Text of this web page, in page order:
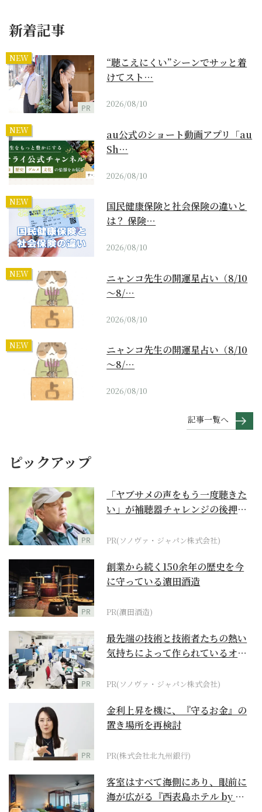
新着記事
NEW
PR
“聴こえにくい”シーンでサッと着
けてスト…
2026/08/10
NEW
au公式のショート動画アプリ「au
Sh…
2026/08/10
NEW
国民健康保険と社会保険の違いと
は？ 保険…
2026/08/10
NEW
ニャンコ先生の開運星占い（8/10
～8/…
2026/08/10
NEW
ニャンコ先生の開運星占い（8/10
～8/…
2026/08/10
記事一覧へ
ピックアップ
PR
「ヤブサメの声をもう一度聴きた
い」が補聴器チャレンジの後押し
PR(ソノヴァ・ジャパン株式会社)
PR
創業から続く150余年の歴史を今
に守っている濵田酒造
PR(濵田酒造)
PR
最先端の技術と技術者たちの熱い
気持ちによって作られているオー
PR(ソノヴァ・ジャパン株式会社)
PR
金利上昇を機に、『守るお金』の
置き場所を再検討
PR(株式会社北九州銀行)
客室はすべて海側にあり、眼前に
海が広がる『西表島ホテル by 星